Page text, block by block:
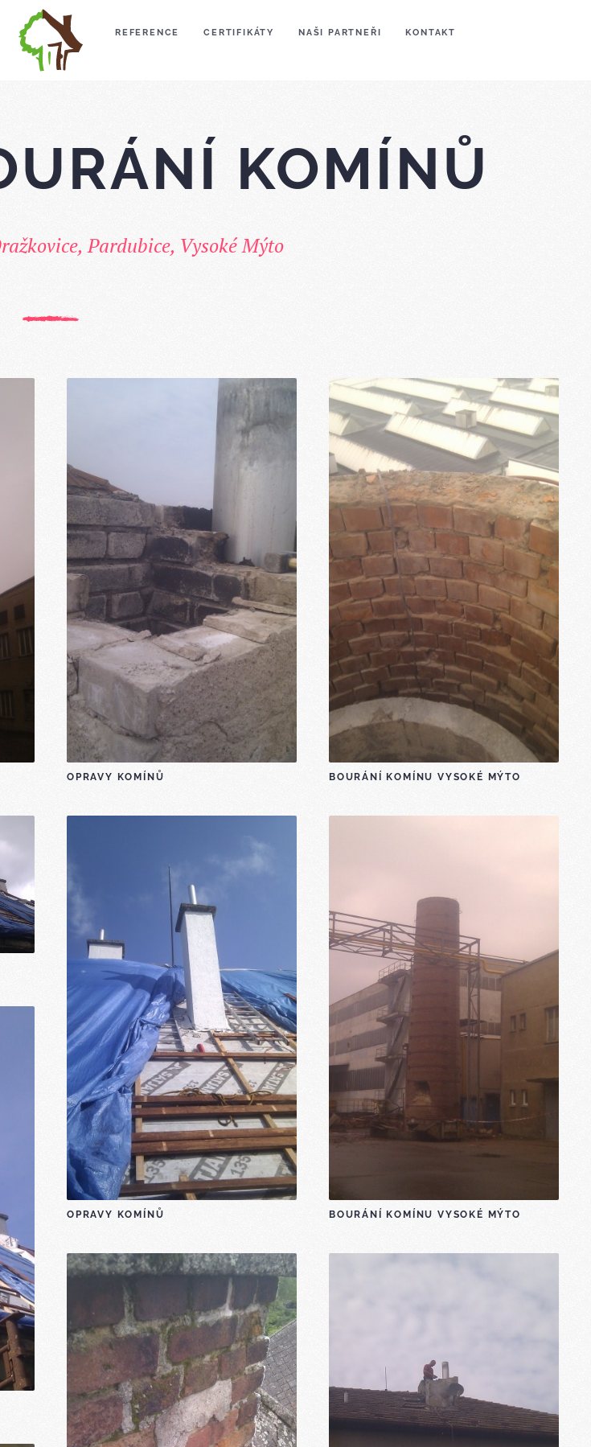
REFERENCE CERTIFIKÁTY NAŠI PARTNEŘI KONTAKT
KOMÍNŮ
Pardubice, Vysoké Mýto
OPRAVY KOMÍNŮ BOURÁNÍ KOMÍNU VYSOKÉ MÝTO
OPRAVY KOMÍNŮ BOURÁNÍ KOMÍNU VYSOKÉ MÝTO